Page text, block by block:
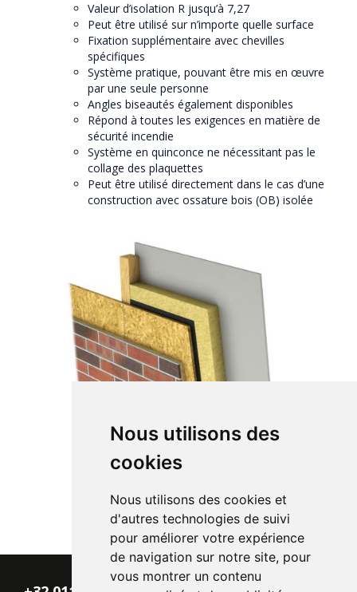
Nous utilisons des
cookies
Nous utilisons des cookies et
d'autres technologies de suivi
pour améliorer votre expérience
de navigation sur notre site, pour
vous montrer un contenu
Valeur d’isolation R jusqu’à 7,27
Peut être utilisé sur n’importe quelle surface
Fixation supplémentaire avec chevilles
spécifiques
Système pratique, pouvant être mis en œuvre
par une seule personne
Angles biseautés également disponibles
Répond à toutes les exigences en matière de
sécurité incendie
Système en quinconce ne nécessitant pas le
collage des plaquettes
Peut être utilisé directement dans le cas d’une
construction avec ossature bois (OB) isolée